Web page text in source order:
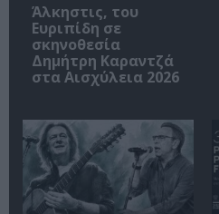
Άλκηστις, του
Ευριπίδη σε
σκηνοθεσία
Δημήτρη Καραντζά
στα Αισχύλεια 2026